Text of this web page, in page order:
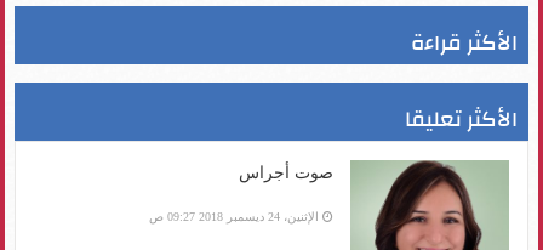
الأكثر قراءة
الأكثر تعليقا
صوت أجراس
الإثنين، 24 ديسمبر 2018 09:27 ص